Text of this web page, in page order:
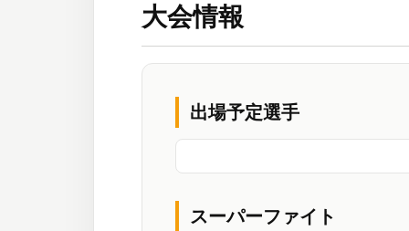
大会情報
出場予定選手
スーパーファイト